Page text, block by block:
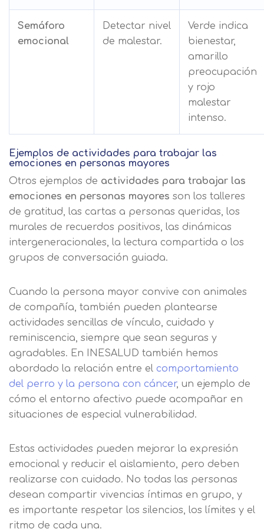
Semáforo
emocional
Detectar nivel
de malestar.
Verde indica
bienestar,
amarillo
preocupación
y rojo
malestar
intenso.
Ejemplos de actividades para trabajar las
emociones en personas mayores
Otros ejemplos de actividades para trabajar las
emociones en personas mayores son los talleres
de gratitud, las cartas a personas queridas, los
murales de recuerdos positivos, las dinámicas
intergeneracionales, la lectura compartida o los
grupos de conversación guiada.
Cuando la persona mayor convive con animales
de compañía, también pueden plantearse
actividades sencillas de vínculo, cuidado y
reminiscencia, siempre que sean seguras y
agradables. En INESALUD también hemos
abordado la relación entre el comportamiento
del perro y la persona con cáncer, un ejemplo de
cómo el entorno afectivo puede acompañar en
situaciones de especial vulnerabilidad.
Estas actividades pueden mejorar la expresión
emocional y reducir el aislamiento, pero deben
realizarse con cuidado. No todas las personas
desean compartir vivencias íntimas en grupo, y
es importante respetar los silencios, los límites y el
ritmo de cada una.